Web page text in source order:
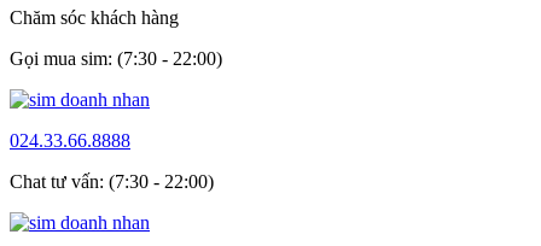
Chăm sóc khách hàng
Gọi mua sim: (7:30 - 22:00)
024.33.66.8888
Chat tư vấn: (7:30 - 22:00)